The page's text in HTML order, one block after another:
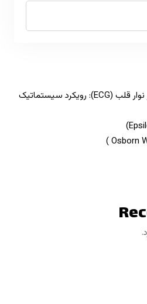
الگوی استاندارد معاینه و تفسیر نوار قلب (ECG): رویکرد سیستماتیک